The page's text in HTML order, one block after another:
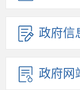
政府信
政府网